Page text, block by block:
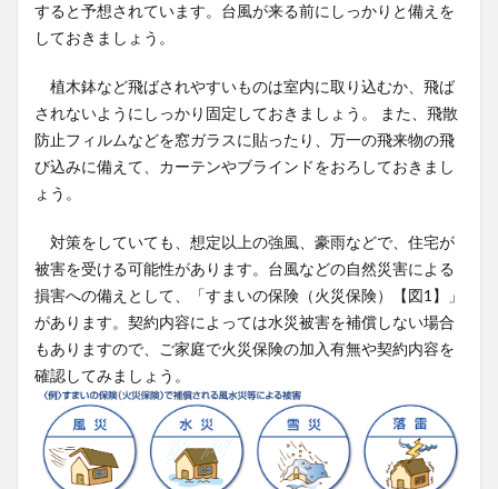
すると予想されています。台風が来る前にしっかりと備えを
しておきましょう。
植木鉢など飛ばされやすいものは室内に取り込むか、飛ば
されないようにしっかり固定しておきましょう。 また、飛散
防止フィルムなどを窓ガラスに貼ったり、万一の飛来物の飛
び込みに備えて、カーテンやブラインドをおろしておきまし
ょう。
対策をしていても、想定以上の強風、豪雨などで、住宅が
被害を受ける可能性があります。台風などの自然災害による
損害への備えとして、「すまいの保険（火災保険）【図1】」
があります。契約内容によっては水災被害を補償しない場合
もありますので、ご家庭で火災保険の加入有無や契約内容を
確認してみましょう。